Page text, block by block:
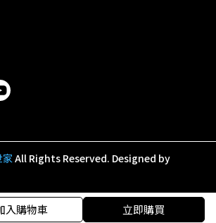
加入購物車
入購物車 立即購買
All Rights Reserved. Designed by